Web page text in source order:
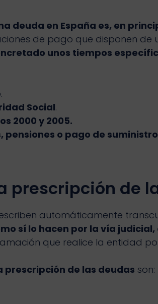
deuda en España es, en
de pago que disponen de
unos tiempos
.
Social.
2000 y 2005.
o pago de
prescripción de
automáticamente
sí lo hacen por la vía
que realice la entidad
prescripción de las deudas son: